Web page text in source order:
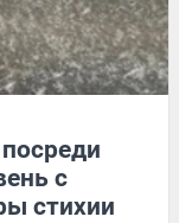
с
стихии